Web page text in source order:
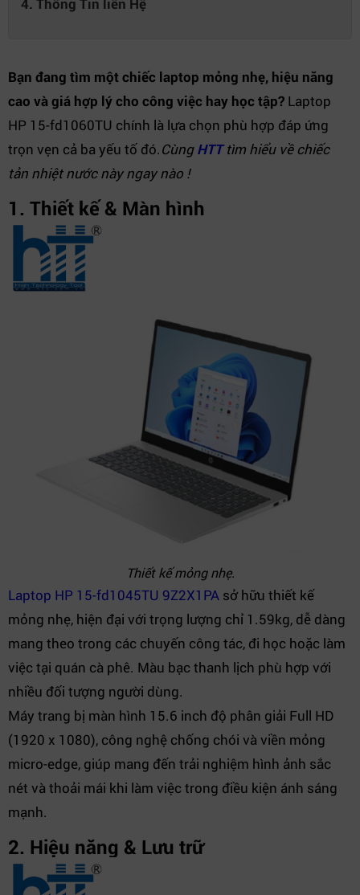
Bạn đang tìm một chiếc laptop mỏng nhẹ, hiệu năng
cao và giá hợp lý cho công việc hay học tập? Laptop
HP 15-fd1060TU chính là lựa chọn phù hợp đáp ứng
trọn vẹn cả ba yếu tố đó.CùngHTTtìm hiểu về chiếc
tản nhiệt nước này ngay nào !
1. Thiết kế & Màn hình
Thiết kế mỏng nhẹ.
Laptop HP 15-fd1045TU 9Z2X1PA sở hữu thiết kế
mỏng nhẹ, hiện đại với trọng lượng chỉ 1.59kg, dễ dàng
mang theo trong các chuyến công tác, đi học hoặc làm
việc tại quán cà phê. Màu bạc thanh lịch phù hợp với
nhiều đối tượng người dùng.
Máy trang bị màn hình 15.6 inch độ phân giải Full HD
(1920 x 1080), công nghệ chống chói và viền mỏng
micro-edge, giúp mang đến trải nghiệm hình ảnh sắc
nét và thoải mái khi làm việc trong điều kiện ánh sáng
mạnh.
2. Hiệu năng & Lưu trữ